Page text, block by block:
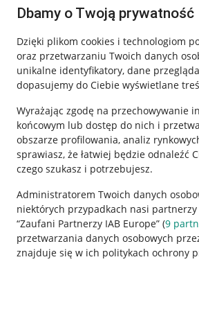
Dbamy o Twoją prywatność
Dzięki plikom cookies i technologiom
oraz przetwarzaniu Twoich danych
unikalne identyfikatory, dane
dopasujemy do Ciebie wyświetlane
Wyrażając zgodę na przechowywanie
końcowym lub dostęp do nich i
obszarze profilowania, analiz
sprawiasz, że łatwiej będzie odnaleźć
czego szukasz i potrzebujesz.
Administratorem Twoich danych
niektórych przypadkach nasi partnerzy
“Zaufani Partnerzy IAB Europe” (9
przetwarzania danych osobowych
znajduje się w ich politykach ochrony
Przydatne informacje
Jak to działa
Napisz do nas
Allegro Gadane dla sprzedających